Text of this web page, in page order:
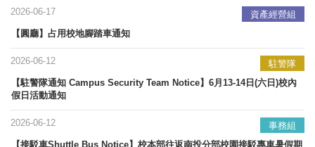
資產經營組
2026-06-17
【圓廳】占用校地腳踏車通知
駐警隊
2026-06-12
【駐警隊通知 Campus Security Team Notice】6月13-14日(六日)校內
假日活動通知
事務組
2026-06-12
【接駁車Shuttle Bus Notice】校本部往返南投分部校園接駁專車暑假期